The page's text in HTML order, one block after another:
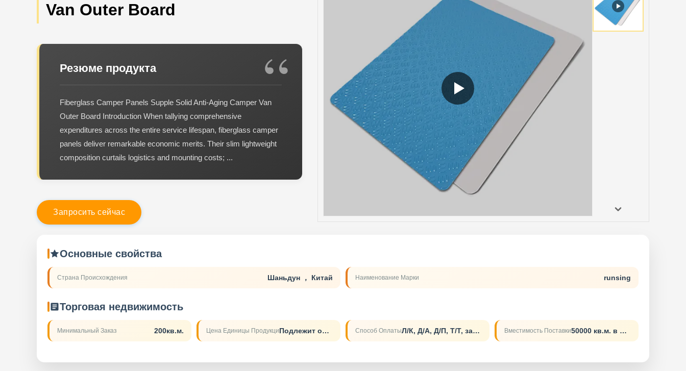
Van Outer Board
Резюме продукта
Fiberglass Camper Panels Supple Solid Anti-Aging Camper Van
Outer Board Introduction When tallying comprehensive
expenditures across the entire service lifespan, fiberglass camper
panels deliver remarkable economic merits. Their slim lightweight
composition curtails logistics and mounting costs; ...
Запросить сейчас
Основные свойства
Страна Происхождения Шаньдун ， Китай Наименование Марки runsing
Торговая недвижимость
Минимальный Заказ 200кв.м. Цена Единицы Продукци Подлежит обсуждению Способ Оплаты Л/К, Д/А, Д/П, Т/Т, западное соединение Вместимость Поставки 50000 кв.м. в месяц